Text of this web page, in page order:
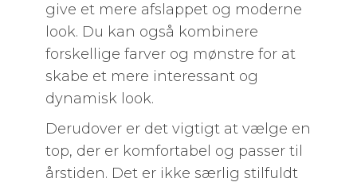
give et mere afslappet og moderne
look. Du kan også kombinere
forskellige farver og mønstre for at
skabe et mere interessant og
dynamisk look.
Derudover er det vigtigt at vælge en
top, der er komfortabel og passer til
årstiden. Det er ikke særlig stilfuldt